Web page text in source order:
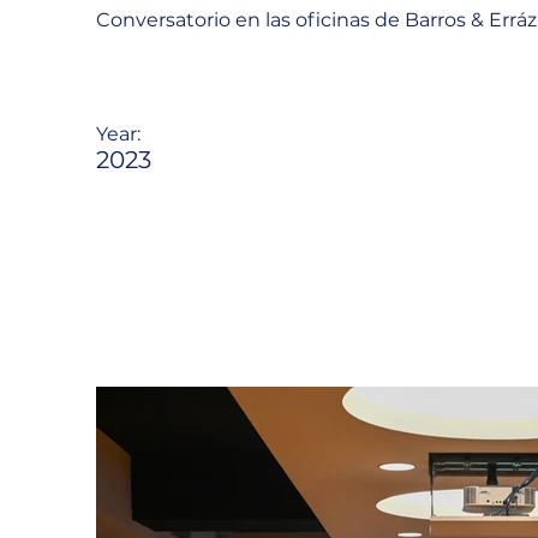
Conversatorio en las oficinas de Barros &
Year:
2023